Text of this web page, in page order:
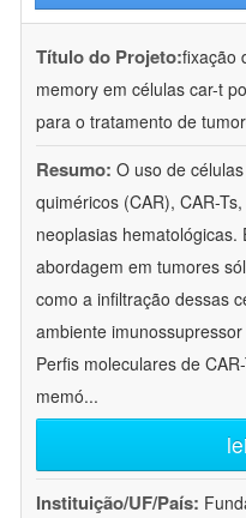
Título do Projeto:fixação
memory em células car-t
para o tratamento de
Resumo: O uso de
quiméricos (CAR), CAR-
neoplasias
abordagem em tumores
como a infiltração dessas
ambiente
Perfis moleculares de
memó...
Instituição/UF/País: